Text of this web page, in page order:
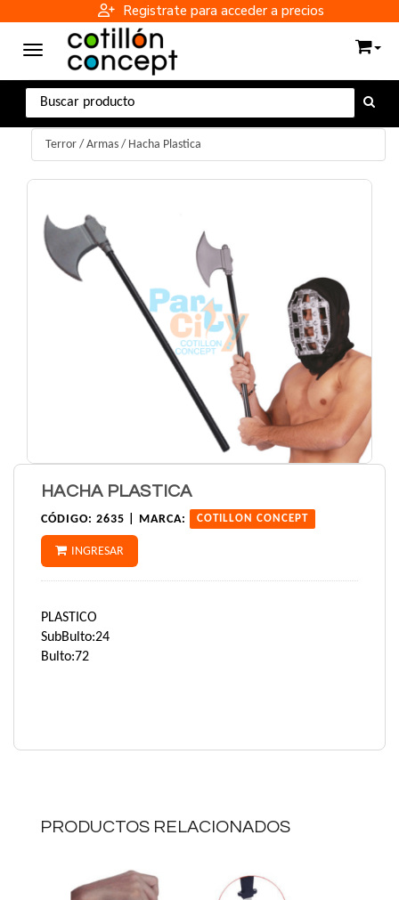
Registrate para acceder a precios
Toggle navigation
Terror / Armas / Hacha Plastica
HACHA PLASTICA
CÓDIGO: 2635 | MARCA: COTILLON CONCEPT
INGRESAR
PLASTICO
SubBulto:24
Bulto:72
PRODUCTOS RELACIONADOS